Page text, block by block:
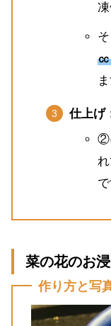
ま
仕上げ
②
で
菜の花のお
作り方と写